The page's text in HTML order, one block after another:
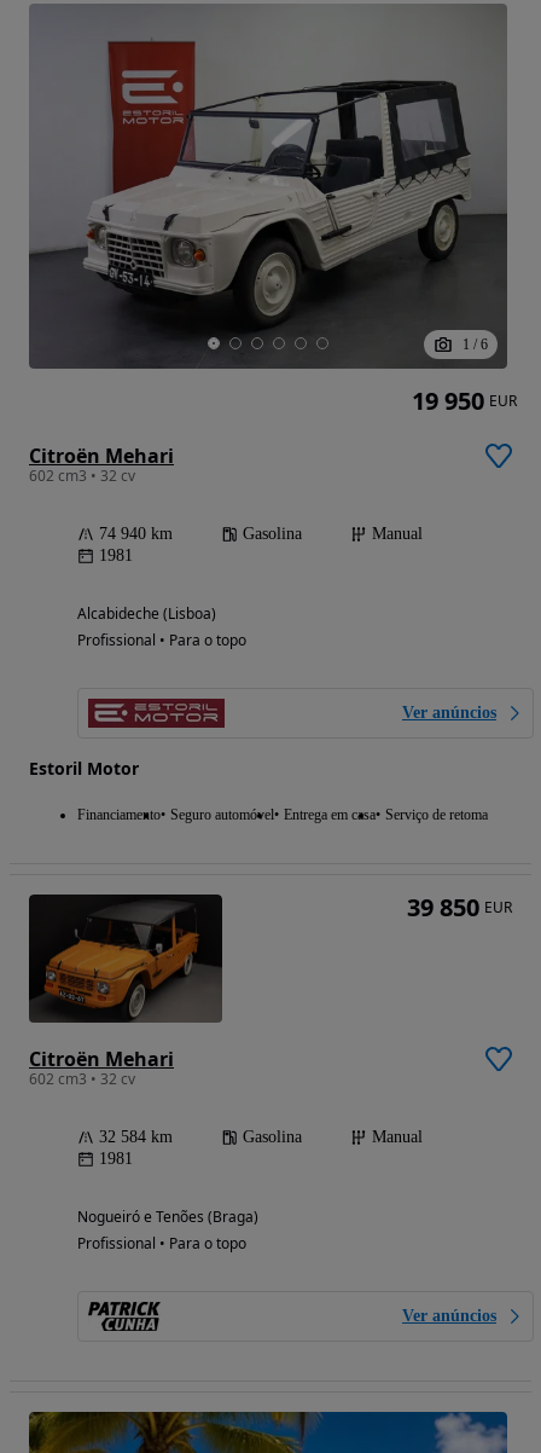
1 / 6
Citroën Mehari
602 cm3 • 32 cv
74 940 km Gasolina
Manual
1981
Alcabideche (Lisboa)
Profissional • Para o topo
Ver anúncios
Estoril Motor
Financiamento Seguro automóvel Entrega em casa Serviço de retoma
19 950 EUR
Citroën Mehari
602 cm3 • 32 cv
32 584 km Gasolina
Manual
1981
Nogueiró e Tenões (Braga)
Profissional • Para o topo
Ver anúncios
39 850 EUR